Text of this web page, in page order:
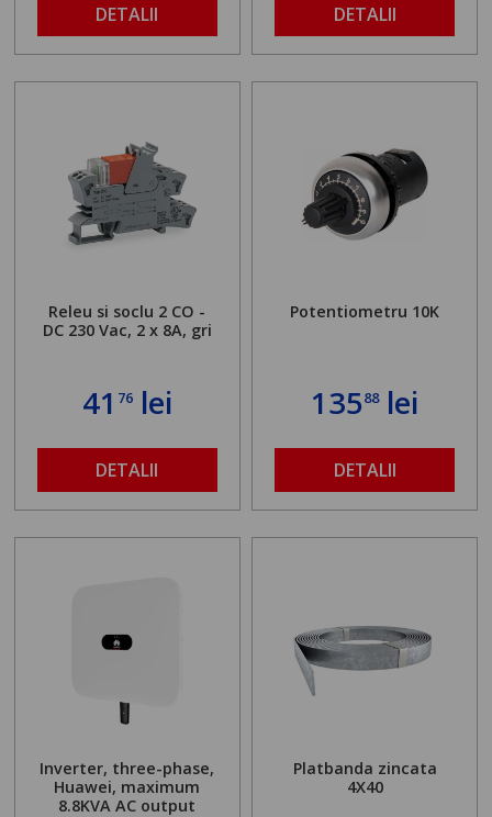
DETALII DETALII
Releu si soclu 2 CO -
DC 230 Vac, 2 x 8A, gri
41 76lei
DETALII
Potentiometru 10K
13588lei
DETALII
Inverter, three-phase,
Huawei, maximum
8.8KVA AC output
Platbanda zincata
4X40